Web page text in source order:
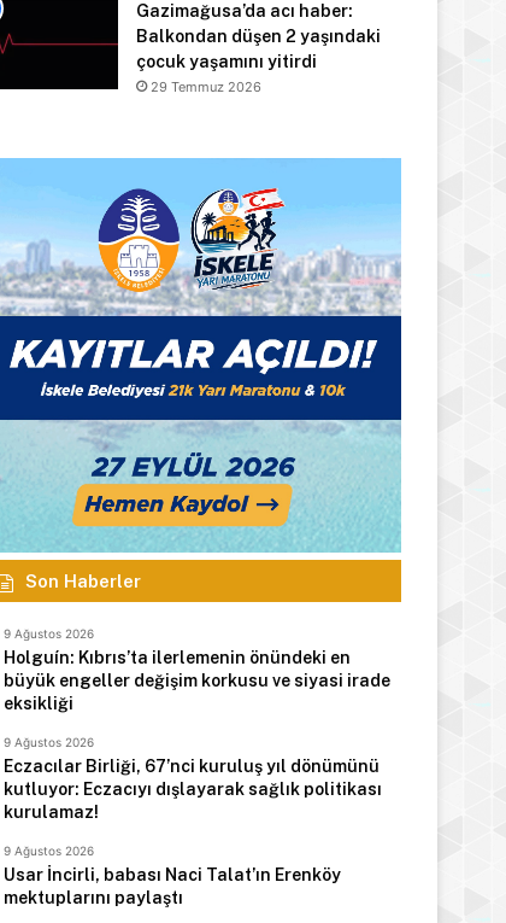
Gazimağusa’da acı haber:
Balkondan düşen 2 yaşındaki
çocuk yaşamını yitirdi
29 Temmuz 2026
Son Haberler
9 Ağustos 2026
Holguín: Kıbrıs’ta ilerlemenin önündeki en
büyük engeller değişim korkusu ve siyasi irade
eksikliği
9 Ağustos 2026
Eczacılar Birliği, 67’nci kuruluş yıl dönümünü
kutluyor: Eczacıyı dışlayarak sağlık politikası
kurulamaz!
9 Ağustos 2026
Usar İncirli, babası Naci Talat’ın Erenköy
mektuplarını paylaştı